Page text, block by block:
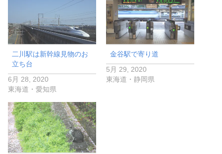
二川駅は新幹線見物のお
立ち台
6月 28, 2020
東海道・愛知県
金谷駅で寄り道
5月 29, 2020
東海道・静岡県